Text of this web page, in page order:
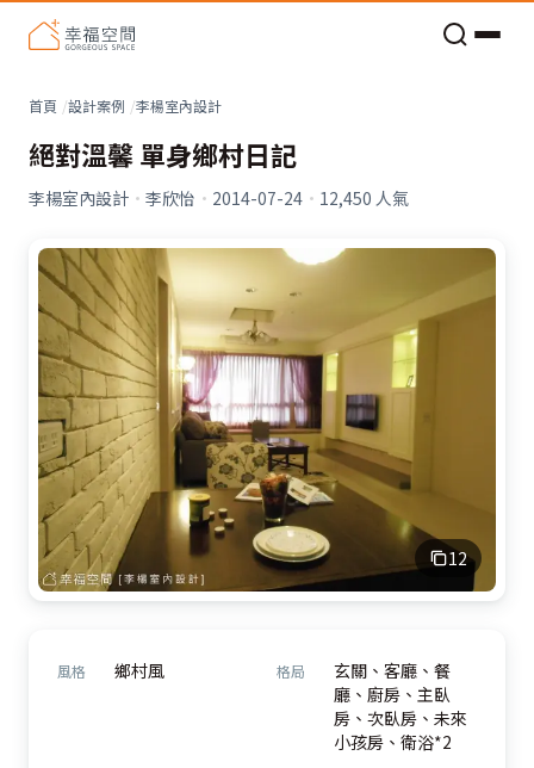
首頁 設計案例 李楊室內設計
絕對溫馨 單身鄉村日記
李楊室內設計 · 李欣怡 · 2014-07-24 · 12,450 人氣
12
風格 鄉村風 格局
玄關、客廳、餐
廳、廚房、主臥
房、次臥房、未來
小孩房、衛浴*2